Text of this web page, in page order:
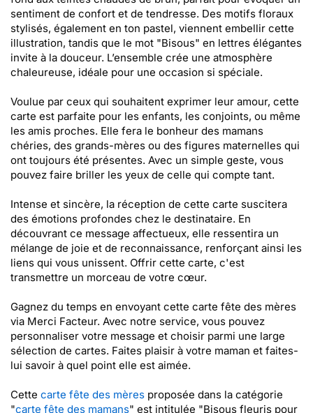
sentiment de confort et de tendresse. Des motifs floraux
stylisés, également en ton pastel, viennent embellir cette
illustration, tandis que le mot "Bisous" en lettres élégantes
invite à la douceur. L’ensemble crée une atmosphère
chaleureuse, idéale pour une occasion si spéciale.
Voulue par ceux qui souhaitent exprimer leur amour, cette
carte est parfaite pour les enfants, les conjoints, ou même
les amis proches. Elle fera le bonheur des mamans
chéries, des grands-mères ou des figures maternelles qui
ont toujours été présentes. Avec un simple geste, vous
pouvez faire briller les yeux de celle qui compte tant.
Intense et sincère, la réception de cette carte suscitera
des émotions profondes chez le destinataire. En
découvrant ce message affectueux, elle ressentira un
mélange de joie et de reconnaissance, renforçant ainsi les
liens qui vous unissent. Offrir cette carte, c'est
transmettre un morceau de votre cœur.
Gagnez du temps en envoyant cette carte fête des mères
via Merci Facteur. Avec notre service, vous pouvez
personnaliser votre message et choisir parmi une large
sélection de cartes. Faites plaisir à votre maman et faites-
lui savoir à quel point elle est aimée.
Cette carte fête des mères proposée dans la catégorie
"carte fête des mamans" est intitulée "Bisous fleuris pour